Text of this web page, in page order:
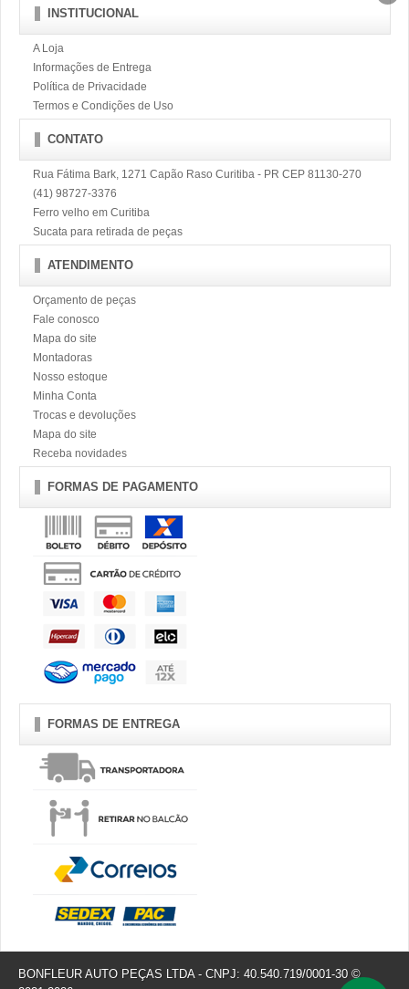
INSTITUCIONAL
A Loja
Informações de Entrega
Política de Privacidade
Termos e Condições de Uso
CONTATO
Rua Fátima Bark, 1271 Capão Raso Curitiba - PR CEP 81130-270
(41) 98727-3376
Ferro velho em Curitiba
Sucata para retirada de peças
ATENDIMENTO
Orçamento de peças
Fale conosco
Mapa do site
Montadoras
Nosso estoque
Minha Conta
Trocas e devoluções
Mapa do site
Receba novidades
FORMAS DE PAGAMENTO
FORMAS DE ENTREGA
BONFLEUR AUTO PEÇAS LTDA - CNPJ: 40.540.719/0001-30 ©